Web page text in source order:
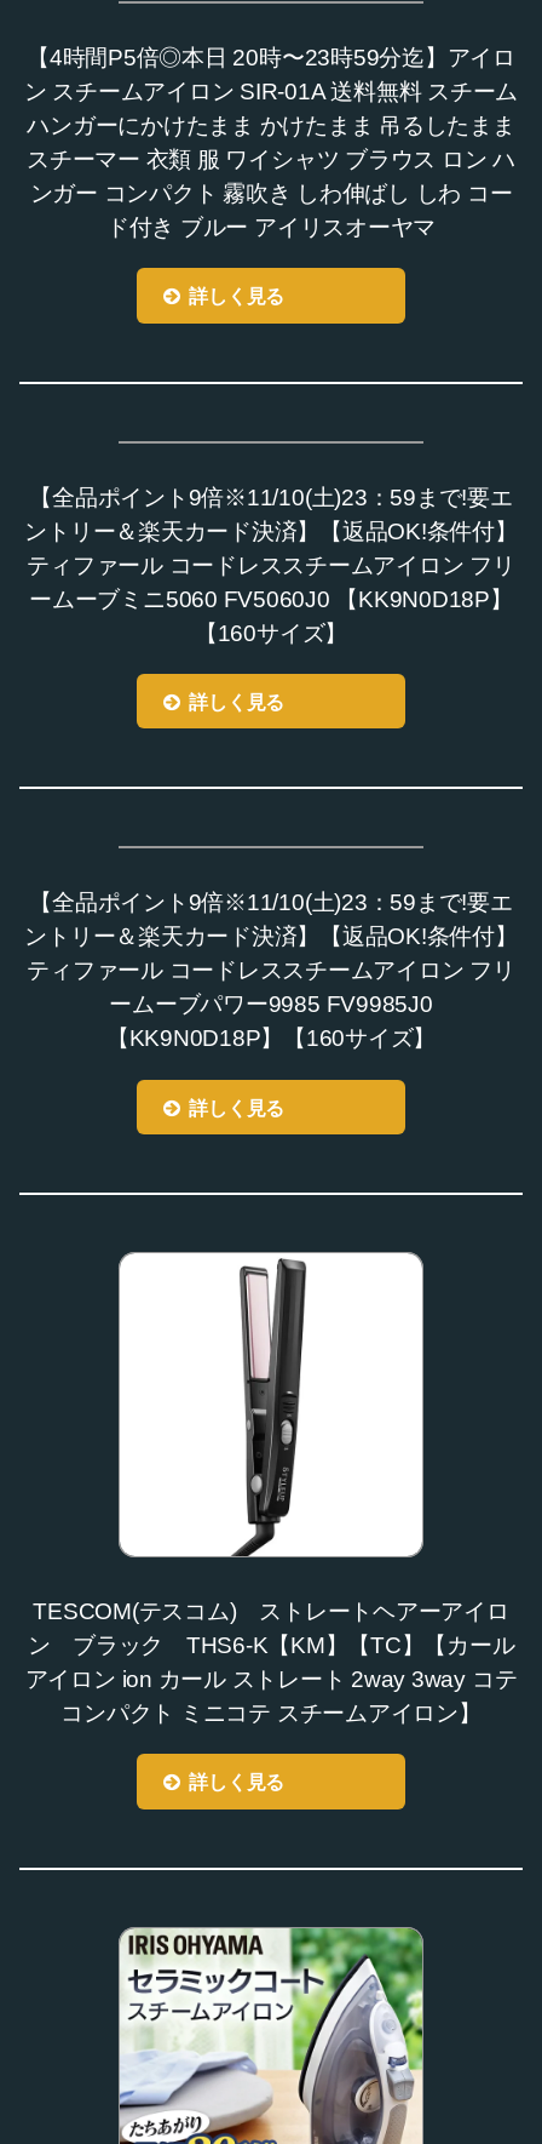
【4時間P5倍◎本日 20時〜23時59分迄】アイロ
ン スチームアイロン SIR-01A 送料無料 スチーム
ハンガーにかけたまま かけたまま 吊るしたまま
スチーマー 衣類 服 ワイシャツ ブラウス ロン ハ
ンガー コンパクト 霧吹き しわ伸ばし しわ コー
ド付き ブルー アイリスオーヤマ
詳しく見る
【全品ポイント9倍※11/10(土)23：59まで!要エ
ントリー＆楽天カード決済】【返品OK!条件付】
ティファール コードレススチームアイロン フリ
ームーブミニ5060 FV5060J0 【KK9N0D18P】
【160サイズ】
詳しく見る
【全品ポイント9倍※11/10(土)23：59まで!要エ
ントリー＆楽天カード決済】【返品OK!条件付】
ティファール コードレススチームアイロン フリ
ームーブパワー9985 FV9985J0
【KK9N0D18P】【160サイズ】
詳しく見る
TESCOM(テスコム) ストレートヘアーアイロ
ン ブラック THS6-K【KM】【TC】【カール
アイロン ion カール ストレート 2way 3way コテ
コンパクト ミニコテ スチームアイロン】
詳しく見る